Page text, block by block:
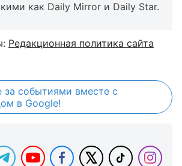
как Daily Mirror и Daily Star.
Редакционная политика сайта
за событиями вместе с
в Google!